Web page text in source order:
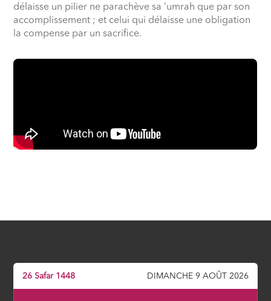
délaisse un pilier ne parachève sa ‘umrah que par son
accomplissement ; et celui qui délaisse une obligation
la compense par un sacrifice.
26 Safar 1448 DIMANCHE 9 AOÛT 2026